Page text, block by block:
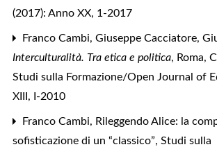
(2017): Anno XX, 1-2017
Franco Cambi, Giuseppe Cacciatore,
Interculturalità. Tra etica e politica, Roma,
Studi sulla Formazione/Open Journal of
XIII, I-2010
Franco Cambi, Rileggendo Alice: la
sofisticazione di un “classico”, Studi sulla